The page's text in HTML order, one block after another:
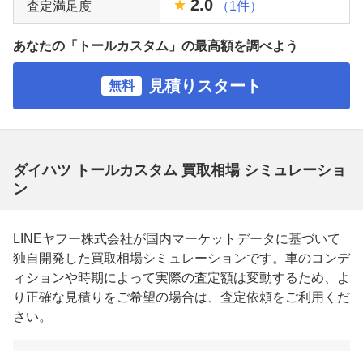
査定満足度 2.0 （1件）
あなたの「トールカスタム」の最高額を調べよう
無料 見積りスタート
ダイハツ トールカスタム 買取相場 シミュレーショ
ン
LINEヤフー株式会社が国内マーケットデータに基づいて
独自開発した買取相場シミュレーションです。車のコンデ
ィションや時期によって実際の査定額は変動するため、よ
り正確な見積りをご希望の場合は、査定依頼をご利用くだ
さい。